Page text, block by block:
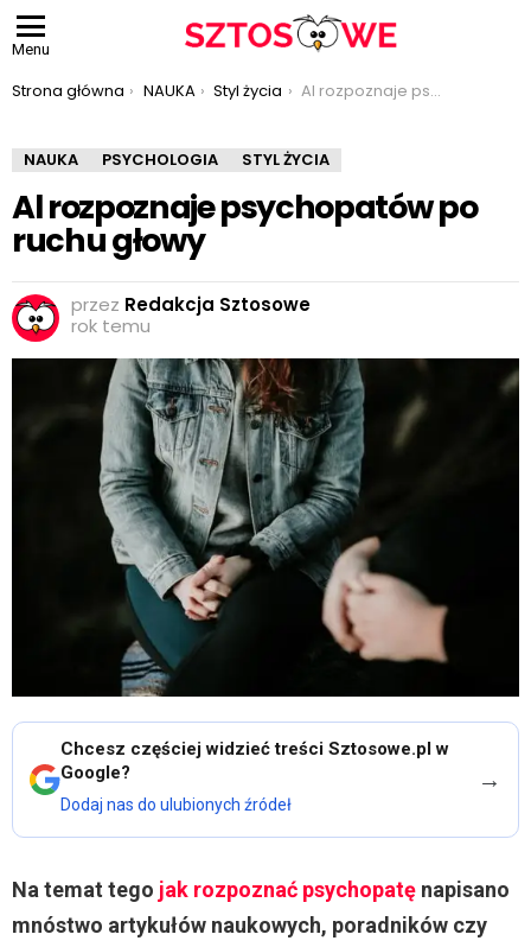
Menu
Jesteś tutaj:
Strona główna NAUKA Styl życia Al rozpoznaje psychopatów po ruchu głowy
NAUKA PSYCHOLOGIA STYL ŻYCIA
Al rozpoznaje psychopatów po
ruchu głowy
przez Redakcja Sztosowe
rok temu
Chcesz częściej widzieć treści Sztosowe.pl w
Google?
Dodaj nas do ulubionych źródeł
→
Na temat tego jak rozpoznać psychopatę napisano
mnóstwo artykułów naukowych, poradników czy